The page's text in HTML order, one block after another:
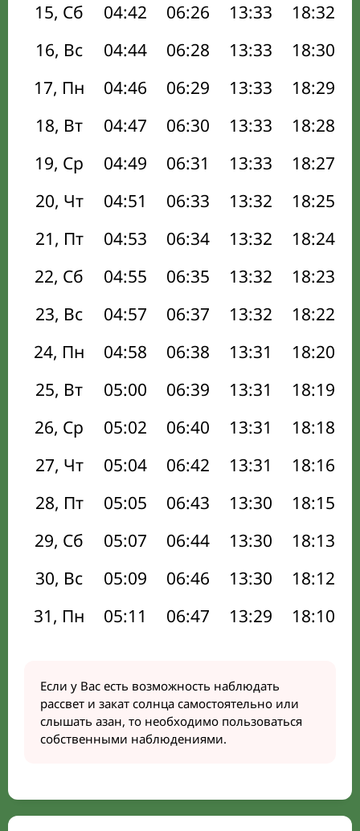
15, Сб
04:42 06:26 13:33 18:32
16, Вс
04:44 06:28 13:33 18:30
17, Пн
04:46 06:29 13:33 18:29
18, Вт
04:47 06:30 13:33 18:28
19, Ср
04:49 06:31 13:33 18:27
20, Чт
04:51 06:33 13:32 18:25
21, Пт
04:53 06:34 13:32 18:24
22, Сб
04:55 06:35 13:32 18:23
23, Вс
04:57 06:37 13:32 18:22
24, Пн
04:58 06:38 13:31 18:20
25, Вт
05:00 06:39 13:31 18:19
26, Ср
05:02 06:40 13:31 18:18
27, Чт
05:04 06:42 13:31 18:16
28, Пт
05:05 06:43 13:30 18:15
29, Сб
05:07 06:44 13:30 18:13
30, Вс
05:09 06:46 13:30 18:12
31, Пн
05:11 06:47 13:29 18:10
Если у Вас есть возможность наблюдать
рассвет и закат солнца самостоятельно или
слышать азан, то необходимо пользоваться
собственными наблюдениями.